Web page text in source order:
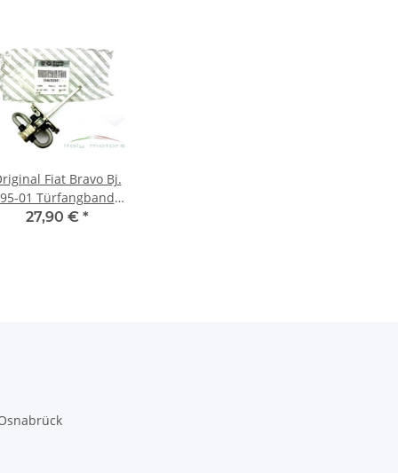
Fiat Bravo Bj.
95-01 Türfangband
Fangband vorne
27,90 € *